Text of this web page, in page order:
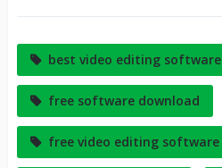
best video editing software
free software download
free video editing software